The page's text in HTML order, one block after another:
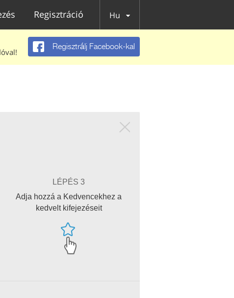
Regisztráció Hu
Regisztrálj Facebook-kal
LÉPÉS 3
Adja hozzá a Kedvencekhez a
kedvelt kifejezéseit